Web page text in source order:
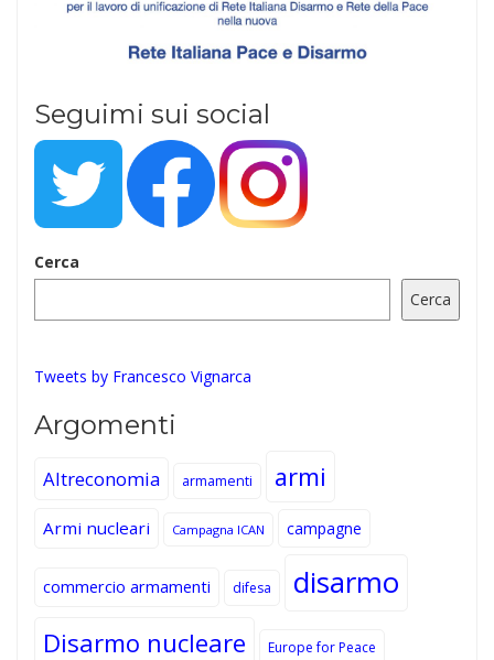
Seguimi sui social
Cerca
Cerca
Tweets by Francesco Vignarca
Argomenti
Altreconomia armamenti armi
Armi nucleari Campagna ICAN campagne
commercio armamenti difesa disarmo
Disarmo nucleare Europe for Peace